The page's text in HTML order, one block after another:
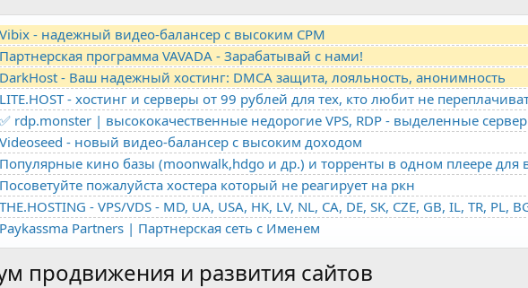
Vibix - надежный видео-балансер с высоким CPM
Партнерская программа VAVADA - Зарабатывай с нами!
DarkHost - Ваш надежный хостинг: DMCA защита, лояльность, анонимность
✅ rdp.monster | высококачественные недорогие VPS, RDP - выделенные
Videoseed - новый видео-балансер с высоким доходом
Популярные кино базы (moonwalk,hdgo и др.) и торренты в одном плеере для
Посоветуйте пожалуйста хостера который не реагирует на ркн
Paykassma Partners | Партнерская сеть с Именем
продвижения и развития сайтов